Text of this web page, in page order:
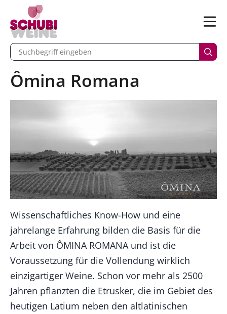
Menü
eingeben
Ômina Romana
Wissenschaftliches Know-How und eine
jahrelange Erfahrung bilden die Basis für die
Arbeit von ÔMINA ROMANA und ist die
Voraussetzung für die Vollendung wirklich
einzigartiger Weine. Schon vor mehr als 2500
Jahren pflanzten die Etrusker, die im Gebiet des
heutigen Latium neben den altlatinischen